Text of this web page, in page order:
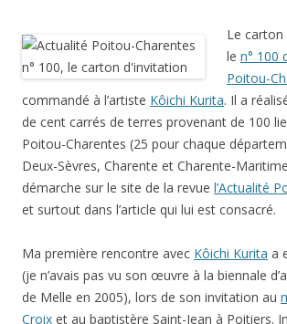
Le carton
le n° 100
Poitou-
commandé à l’artiste Kôichi Kurita. Il a
de cent carrés de terres provenant de 100
Poitou-Charentes (25 pour chaque
Deux-Sèvres, Charente et Charente-
démarche sur le site de la revue l’Actualité
et surtout dans l’article qui lui est consacré.
Ma première rencontre avec Kôichi Kurita a
(je n’avais pas vu son œuvre à la biennale
de Melle en 2005), lors de son invitation au
Croix et au baptistère Saint-Jean à Poitiers.